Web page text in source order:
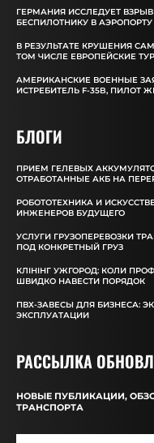
ГЕРМАНИЯ ИССЛЕДУЕТ
БЕСПИЛОТНИКУ В
В РЕЗУЛЬТАТЕ КРУШЕНИЯ
ТОМ ЧИСЛЕ ЕВРОПЕЙСКИЕ
АМЕРИКАНСКИЕ ВОЕННЫЕ
ИСТРЕБИТЕЛЬ F-35B, ПИЛОТ
БЛОГИ
ПРИЕМ ГЕЛЕВЫХ
ОТРАБОТАННЫЕ АКБ НА
РОБОТОТЕХНИКА И
ИНЖЕНЕРОВ БУДУЩЕГО
УСЛУГИ ГРУЗОПЕРЕВОЗКИ
ПОД КОНКРЕТНЫЙ ГРУЗ
КЛІНІНГ УЖГОРОД: КОЛИ
ШВИДКО НАВЕСТИ ПОРЯДОК
ПВХ-ЗАВЕСЫ ДЛЯ БИЗНЕСА:
ЭКСПЛУАТАЦИИ
РАССЫЛКА
НОВЫЕ ПУБЛИКАЦИИ,
ТРАНСПОРТА